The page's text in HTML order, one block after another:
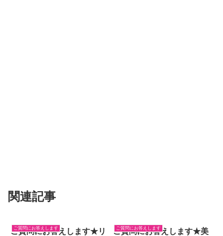
関連記事
ご質問にお答えします
ご質問にお答えします★リ
ご質問にお答えします
ご質問にお答えします★美